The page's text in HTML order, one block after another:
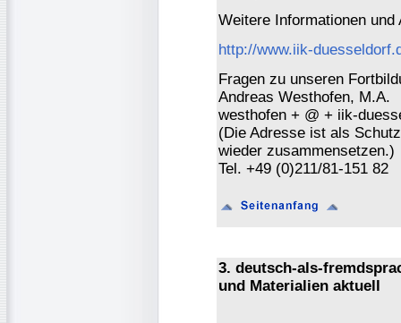
Weitere Informationen und
http://www.iik-
Fragen zu unseren
Andreas Westhofen, M.A.
westhofen + @ + iik-
(Die Adresse ist als
wieder zusammensetzen.)
Tel. +49 (0)211/81-151 82
3. deutsch-als-
und Materialien aktuell